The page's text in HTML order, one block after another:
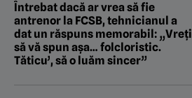
Întrebat dacă ar vrea să fie
antrenor la FCSB, tehnicianul a
dat un răspuns memorabil: „Vreți
să vă spun așa… folcloristic.
Tăticu’, să o luăm sincer”